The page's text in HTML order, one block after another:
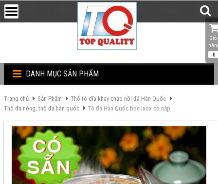
DANH MỤC SẢN PHẨM
Trang chủ Sản Phẩm
Thố tô dĩa khay chảo nồi đá Hàn Quốc
Thố đá nóng, thố đá hàn quốc
Tô đá Hàn Quốc bọc inox có nắp
Giỏ
0